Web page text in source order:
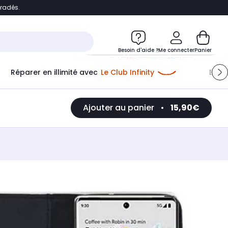
Accéder directement au chatbot
Besoin d'aide ?Me connecter
Me connecter
Nouveau clientCréer mon compte
ou me connecter avec
Panier
Réparer en illimité avec Le Club Infinity
Ajouter au panier • 15,90€